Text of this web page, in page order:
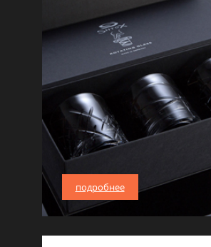
подробнее